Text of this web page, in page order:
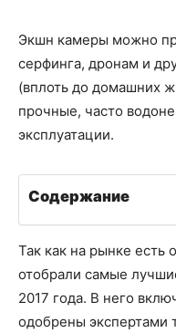
Экшн камеры можно
серфинга, дронам и
(вплоть до домашних
прочные, часто
эксплуатации.
Содержание
Так как на рынке
отобрали самые
2017 года. В него
одобрены экспертами